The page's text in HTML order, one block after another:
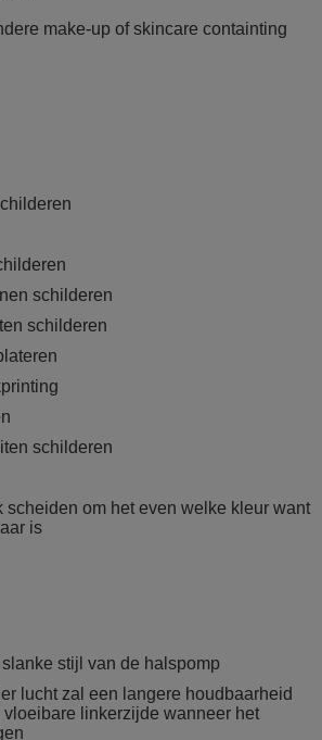
make-up of skincare containting
schilderen
schilderen
schilderen
om het even welke kleur want
is
stijl van de halspomp
lucht zal een langere houdbaarheid
linkerzijde wanneer het